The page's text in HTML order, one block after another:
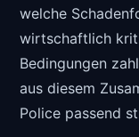
welche
wirtschaftlich
Bedingungen
aus diesem
Police passend